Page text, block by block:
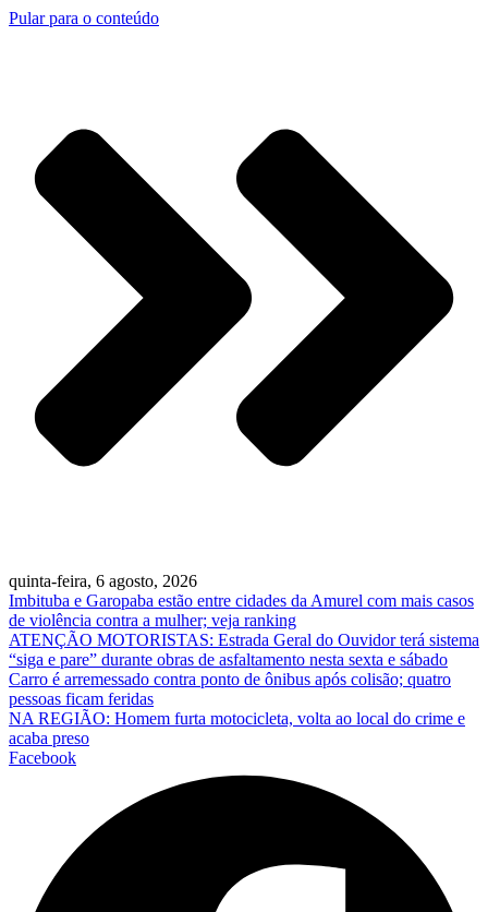
Pular para o conteúdo
quinta-feira, 6 agosto, 2026
Imbituba e Garopaba estão entre cidades da Amurel com mais casos
de violência contra a mulher; veja ranking
ATENÇÃO MOTORISTAS: Estrada Geral do Ouvidor terá sistema
“siga e pare” durante obras de asfaltamento nesta sexta e sábado
Carro é arremessado contra ponto de ônibus após colisão; quatro
pessoas ficam feridas
NA REGIÃO: Homem furta motocicleta, volta ao local do crime e
acaba preso
Facebook